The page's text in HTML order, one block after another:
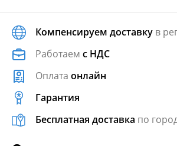
Компенсируем доставку в
Работаем с НДС
Оплата онлайн
Гарантия
Бесплатная доставка по